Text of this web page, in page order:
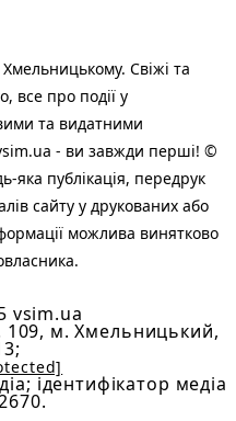
Свіжі та
все про події у
та видатними
- ви завжди перші! ©
яка публiкацiя, передрук
сайту у друкованих або
можлива винятково
vsim.ua
109, м. Хмельницький,
ідентифікатор медіа